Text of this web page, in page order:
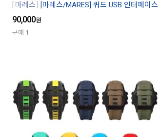
마레스 [마레스/MARES] 쿼드 USB 인터페이스
90,000원
구매 1